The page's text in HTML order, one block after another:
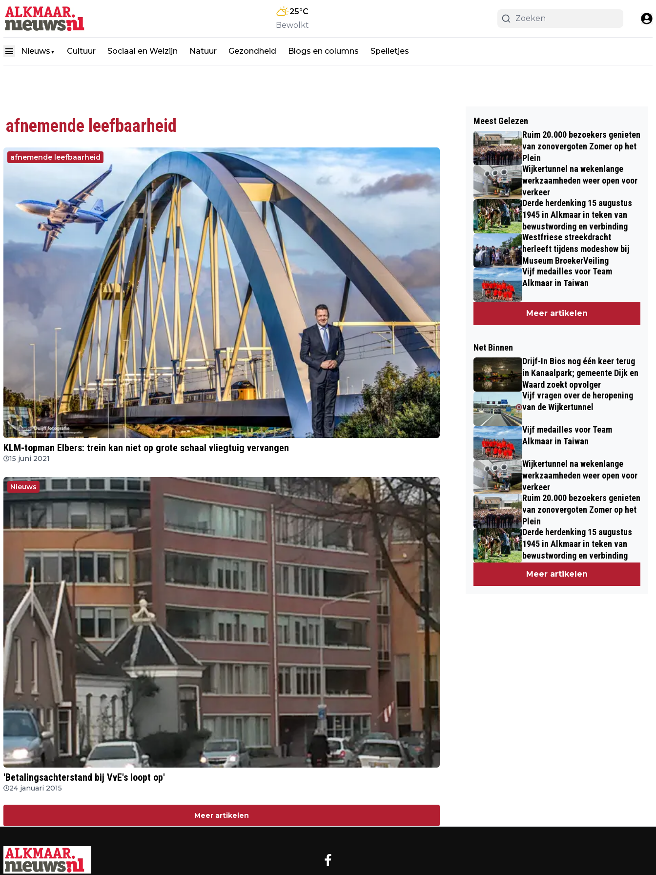
25°C
Bewolkt
Nieuws ▼ Cultuur Sociaal en Welzijn Natuur Gezondheid Blogs en columns Spelletjes
afnemende leefbaarheid
afnemende leefbaarheid
KLM-topman Elbers: trein kan niet op grote schaal vliegtuig vervangen
15 juni 2021
Nieuws
'Betalingsachterstand bij VvE's loopt op'
24 januari 2015
Meer artikelen
Meest Gelezen
Ruim 20.000 bezoekers genieten
van zonovergoten Zomer op het
Plein
Wijkertunnel na wekenlange
werkzaamheden weer open voor
verkeer
Derde herdenking 15 augustus
1945 in Alkmaar in teken van
bewustwording en verbinding
Westfriese streekdracht
herleeft tijdens modeshow bij
Museum BroekerVeiling
Vijf medailles voor Team
Alkmaar in Taiwan
Meer artikelen
Net Binnen
Drijf-In Bios nog één keer terug
in Kanaalpark; gemeente Dijk en
Waard zoekt opvolger
Vijf vragen over de heropening
van de Wijkertunnel
Vijf medailles voor Team
Alkmaar in Taiwan
Wijkertunnel na wekenlange
werkzaamheden weer open voor
verkeer
Ruim 20.000 bezoekers genieten
van zonovergoten Zomer op het
Plein
Derde herdenking 15 augustus
1945 in Alkmaar in teken van
bewustwording en verbinding
Meer artikelen